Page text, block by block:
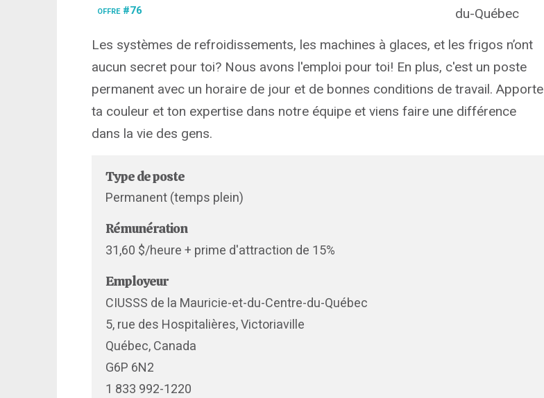
offre #76
Les systèmes de refroidissements, les machines à glaces, et les frigos n’ont
aucun secret pour toi? Nous avons l'emploi pour toi! En plus, c'est un poste
permanent avec un horaire de jour et de bonnes conditions de travail. Apporte
ta couleur et ton expertise dans notre équipe et viens faire une différence
dans la vie des gens.
Type de poste
Permanent (temps plein)
Rémunération
31,60 $/heure + prime d'attraction de 15%
Employeur
CIUSSS de la Mauricie-et-du-Centre-du-Québec
5, rue des Hospitalières, Victoriaville
Québec, Canada
G6P 6N2
1 833 992-1220